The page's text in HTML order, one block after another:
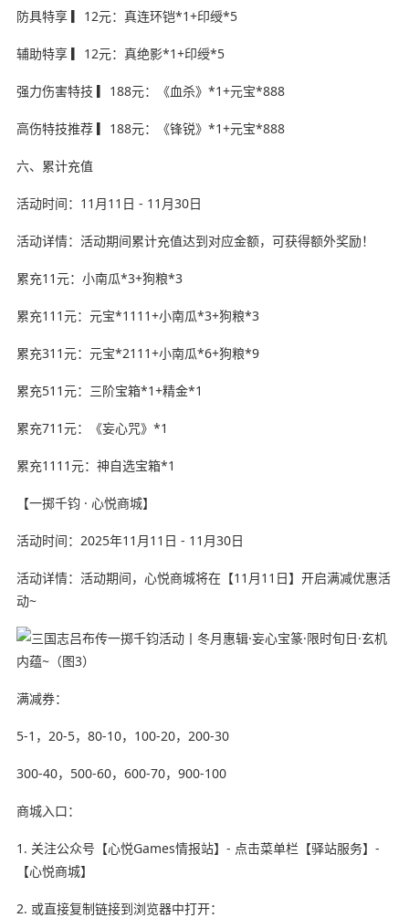
防具特享 ▎12元：真连环铠*1+印绶*5
辅助特享 ▎12元：真绝影*1+印绶*5
强力伤害特技 ▎188元：《血杀》*1+元宝*888
高伤特技推荐 ▎188元：《锋锐》*1+元宝*888
六、累计充值
活动时间：11月11日 - 11月30日
活动详情：活动期间累计充值达到对应金额，可获得额外奖励！
累充11元：小南瓜*3+狗粮*3
累充111元：元宝*1111+小南瓜*3+狗粮*3
累充311元：元宝*2111+小南瓜*6+狗粮*9
累充511元：三阶宝箱*1+精金*1
累充711元：《妄心咒》*1
累充1111元：神自选宝箱*1
【一掷千钧 · 心悦商城】
活动时间：2025年11月11日 - 11月30日
活动详情：活动期间，心悦商城将在【11月11日】开启满减优惠活
动~
满减券：
5-1，20-5，80-10，100-20，200-30
300-40，500-60，600-70，900-100
商城入口：
1. 关注公众号【心悦Games情报站】- 点击菜单栏【驿站服务】-
【心悦商城】
2. 或直接复制链接到浏览器中打开：